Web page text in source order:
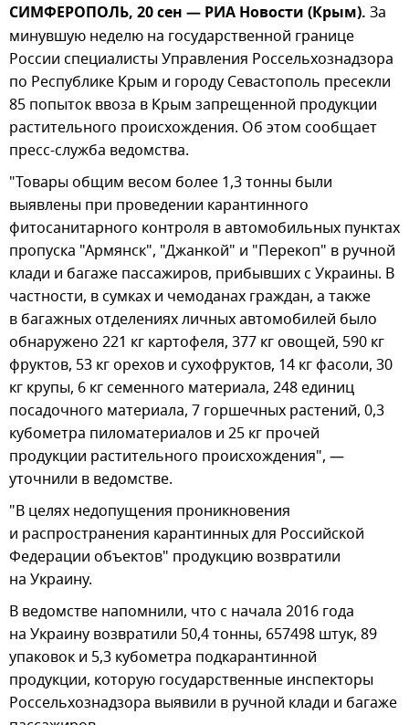
СИМФЕРОПОЛЬ, 20 сен — РИА Новости (Крым). За
минувшую неделю на государственной границе
России специалисты Управления Россельхознадзора
по Республике Крым и городу Севастополь пресекли
85 попыток ввоза в Крым запрещенной продукции
растительного происхождения. Об этом сообщает
пресс-служба ведомства.
"Товары общим весом более 1,3 тонны были
выявлены при проведении карантинного
фитосанитарного контроля в автомобильных пунктах
пропуска "Армянск", "Джанкой" и "Перекоп" в ручной
клади и багаже пассажиров, прибывших с Украины. В
частности, в сумках и чемоданах граждан, а также
в багажных отделениях личных автомобилей было
обнаружено 221 кг картофеля, 377 кг овощей, 590 кг
фруктов, 53 кг орехов и сухофруктов, 14 кг фасоли, 30
кг крупы, 6 кг семенного материала, 248 единиц
посадочного материала, 7 горшечных растений, 0,3
кубометра пиломатериалов и 25 кг прочей
продукции растительного происхождения", —
уточнили в ведомстве.
"В целях недопущения проникновения
и распространения карантинных для Российской
Федерации объектов" продукцию возвратили
на Украину.
В ведомстве напомнили, что с начала 2016 года
на Украину возвратили 50,4 тонны, 657498 штук, 89
упаковок и 5,3 кубометра подкарантинной
продукции, которую государственные инспекторы
Россельхознадзора выявили в ручной клади и багаже